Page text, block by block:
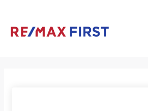
contenido